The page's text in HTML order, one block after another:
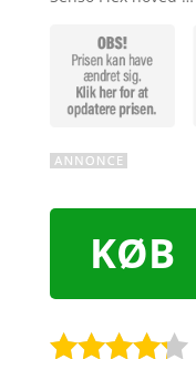
KØB